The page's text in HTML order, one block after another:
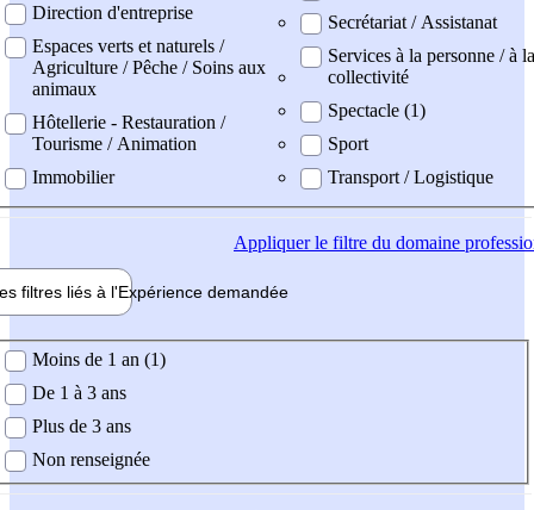
Direction d'entreprise
Espaces verts et naturels /
Agriculture / Pêche / Soins aux
animaux
Hôtellerie - Restauration /
Tourisme / Animation
Immobilier
Secrétariat / Assistanat
Services à la personne / à la
collectivité
Spectacle (1)
Sport
Transport / Logistique
Appliquerle filtre du domaine
filtres liés à l'Expérience demandée
demandée
Moins de 1 an (1)
De 1 à 3 ans
Plus de 3 ans
Non renseignée